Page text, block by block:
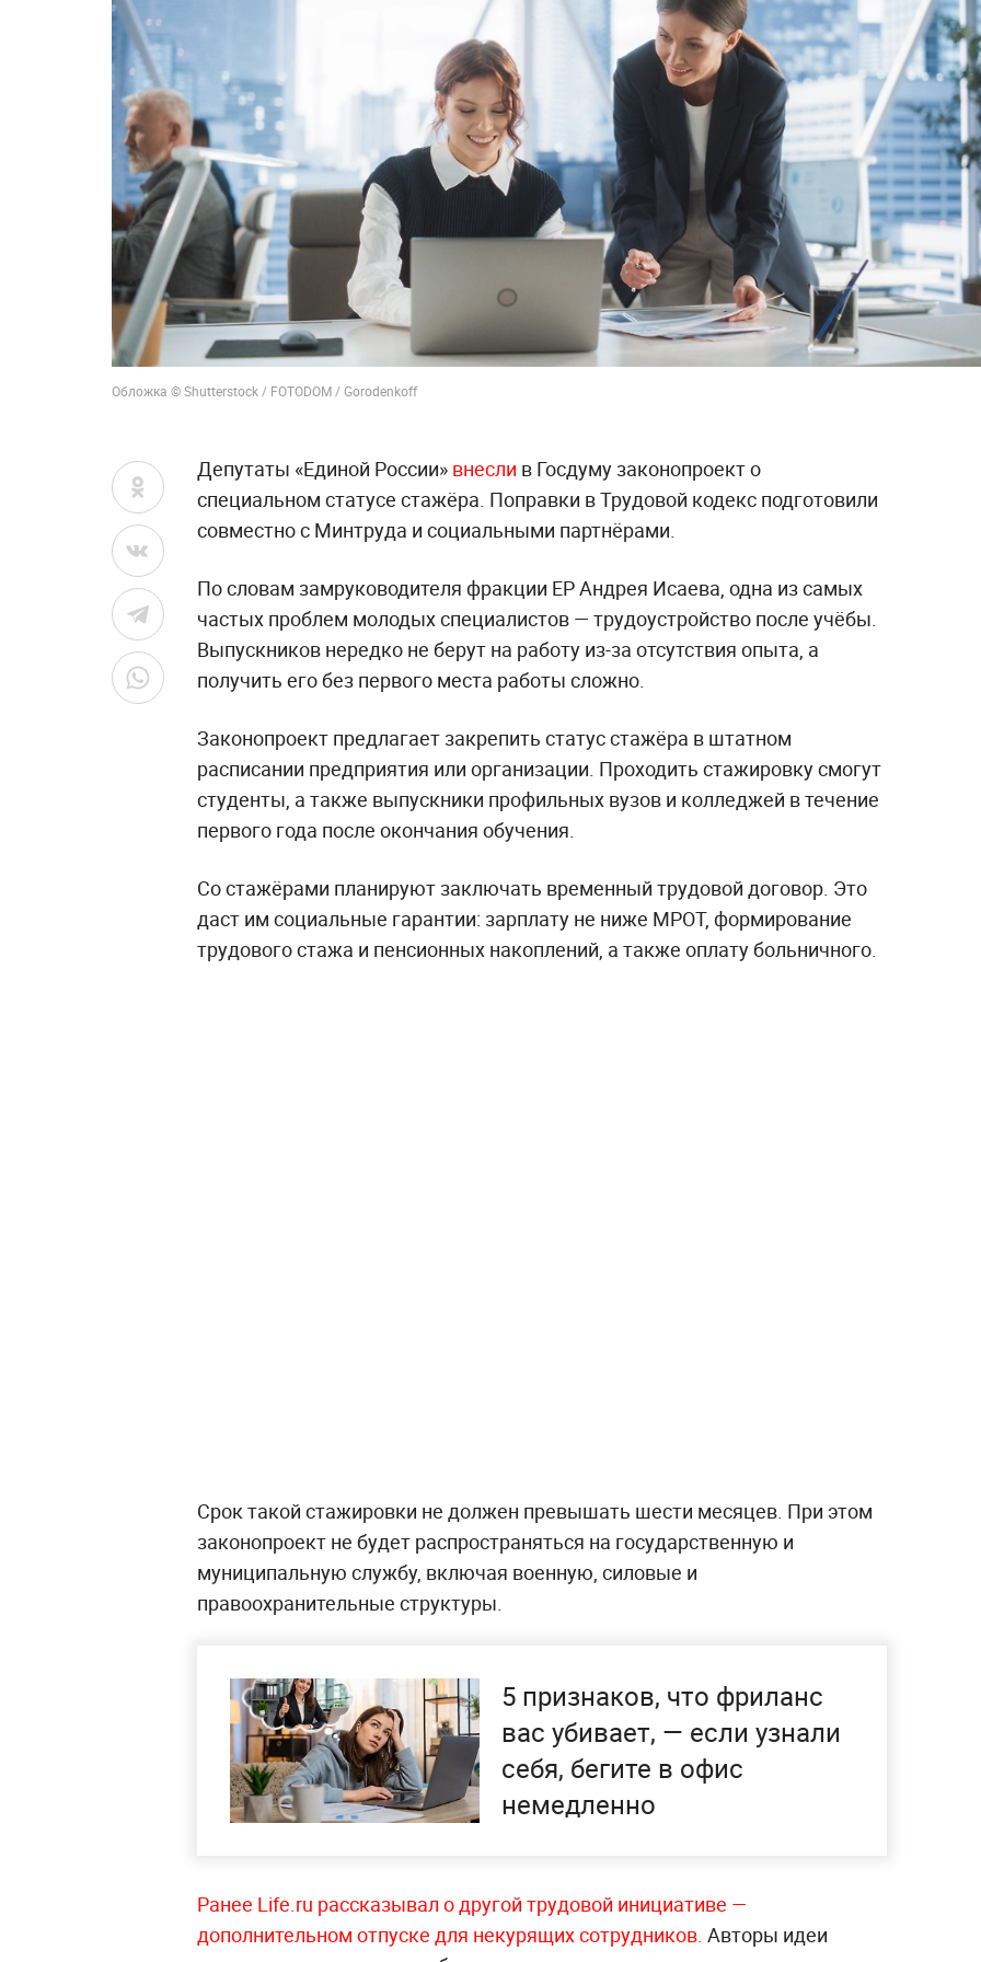
Обложка © Shutterstock / FOTODOM / Gorodenkoff
Депутаты «Единой России» внесли в Госдуму законопроект о
специальном статусе стажёра. Поправки в Трудовой кодекс подготовили
совместно с Минтруда и социальными партнёрами.
По словам замруководителя фракции ЕР Андрея Исаева, одна из самых
частых проблем молодых специалистов — трудоустройство после учёбы.
Выпускников нередко не берут на работу из-за отсутствия опыта, а
получить его без первого места работы сложно.
Законопроект предлагает закрепить статус стажёра в штатном
расписании предприятия или организации. Проходить стажировку смогут
студенты, а также выпускники профильных вузов и колледжей в течение
первого года после окончания обучения.
Со стажёрами планируют заключать временный трудовой договор. Это
даст им социальные гарантии: зарплату не ниже МРОТ, формирование
трудового стажа и пенсионных накоплений, а также оплату больничного.
Срок такой стажировки не должен превышать шести месяцев. При этом
законопроект не будет распространяться на государственную и
муниципальную службу, включая военную, силовые и
правоохранительные структуры.
5 признаков, что фриланс
вас убивает, — если узнали
себя, бегите в офис
немедленно
Ранее Life.ru рассказывал о другой трудовой инициативе —
дополнительном отпуске для некурящих сотрудников. Авторы идеи